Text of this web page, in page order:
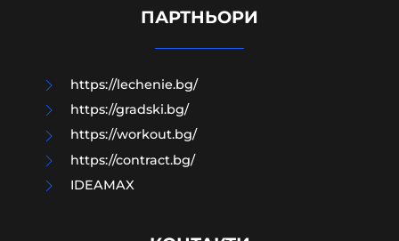
ПРЕД НАС СА БЛЕСНАЛИ ЖИТАТА
ПАРТНЬОРИ
https://lechenie.bg/
https://gradski.bg/
https://workout.bg/
https://contract.bg/
IDEAMAX